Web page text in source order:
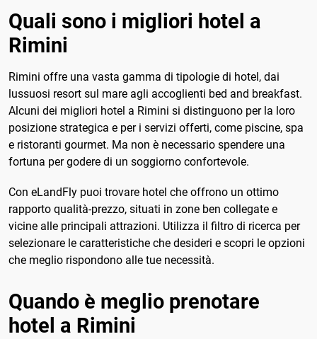
Quali sono i migliori hotel a
Rimini
Rimini offre una vasta gamma di tipologie di hotel, dai
lussuosi resort sul mare agli accoglienti bed and breakfast.
Alcuni dei migliori hotel a Rimini si distinguono per la loro
posizione strategica e per i servizi offerti, come piscine, spa
e ristoranti gourmet. Ma non è necessario spendere una
fortuna per godere di un soggiorno confortevole.
Con eLandFly puoi trovare hotel che offrono un ottimo
rapporto qualità-prezzo, situati in zone ben collegate e
vicine alle principali attrazioni. Utilizza il filtro di ricerca per
selezionare le caratteristiche che desideri e scopri le opzioni
che meglio rispondono alle tue necessità.
Quando è meglio prenotare
hotel a Rimini